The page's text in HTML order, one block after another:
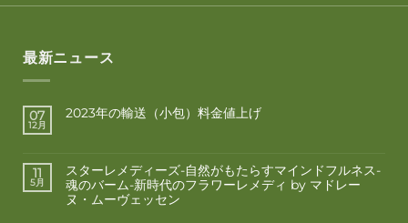
最新ニュース
07
12月
2023年の輸送（小包）料金値上げ
11
5月
スターレメディーズ-自然がもたらすマインドフルネス-
魂のバーム-新時代のフラワーレメディ by マドレー
ヌ・ムーヴェッセン